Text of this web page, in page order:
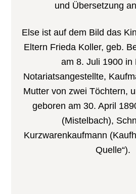
und Übersetzung
Else ist auf dem Bild das
Eltern Frieda Koller, geb.
am 8. Juli 1900 in
Notariatsangestellte,
Mutter von zwei Töchtern,
geboren am 30. April
(Mistelbach),
Kurzwarenkaufmann
Quelle“).